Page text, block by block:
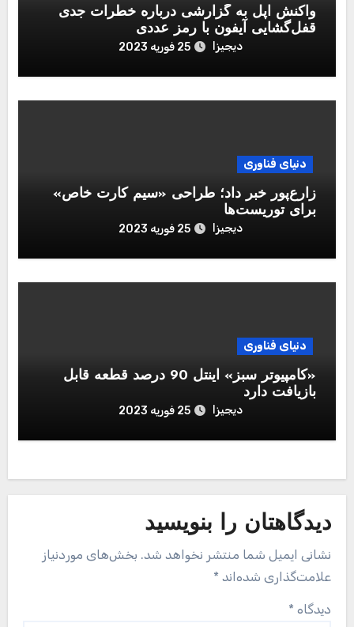
واکنش اپل به گزارشی درباره خطرات جدی
قفل‌گشایی آیفون با رمز عددی
دیجیزا 25 فوریه 2023
دنیای فناوری
زارع‌پور خبر داد؛ طراحی «سیم کارت خاص»
برای توریست‌ها
دیجیزا 25 فوریه 2023
دنیای فناوری
«کامپیوتر سبز» اینتل 90 درصد قطعه قابل‌
بازیافت دارد
دیجیزا 25 فوریه 2023
دیدگاهتان را بنویسید
نشانی ایمیل شما منتشر نخواهد شد. بخش‌های موردنیاز
علامت‌گذاری شده‌اند *
دیدگاه *